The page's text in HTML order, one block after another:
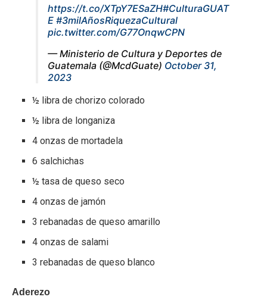
https://t.co/XTpY7ESaZH#CulturaGUAT
E #3milAñosRiquezaCultural
pic.twitter.com/G77OnqwCPN
— Ministerio de Cultura y Deportes de
Guatemala (@McdGuate) October 31,
2023
½ libra de chorizo colorado
½ libra de longaniza
4 onzas de mortadela
6 salchichas
½ tasa de queso seco
4 onzas de jamón
3 rebanadas de queso amarillo
4 onzas de salami
3 rebanadas de queso blanco
Aderezo